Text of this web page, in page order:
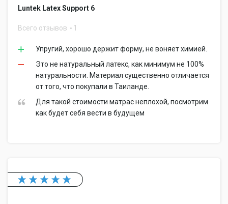
Luntek Latex Support 6
Всего отзывов 1
Упругий, хорошо держит форму, не воняет химией.
Это не натуральный латекс, как минимум не 100%
натуральности. Материал существенно отличается
от того, что покупали в Таиланде.
Для такой стоимости матрас неплохой, посмотрим
как будет себя вести в будущем